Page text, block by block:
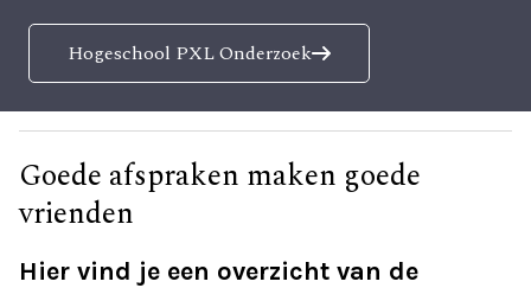
Hogeschool PXL Onderzoek
Goede afspraken maken goede
vrienden
Hier vind je een overzicht van de